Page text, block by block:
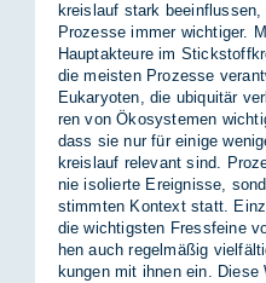
kreis­lauf stark
Pro­zes­se im­mer wich­ti­ger.
Haupt­ak­teu­re im
die meis­ten Pro­zes­se
Eu­ka­ryo­ten, die ubi­qui­tär
ren von Öko­sys­te­men
dass sie nur für ei­ni­ge
kreis­lauf re­le­vant sind.
nie iso­lier­te Er­eig­nis­se,
stimm­ten Kon­text statt.
die wich­tigs­ten Fress­fei­ne
hen auch re­gel­mä­ßig
kun­gen mit ih­nen ein.